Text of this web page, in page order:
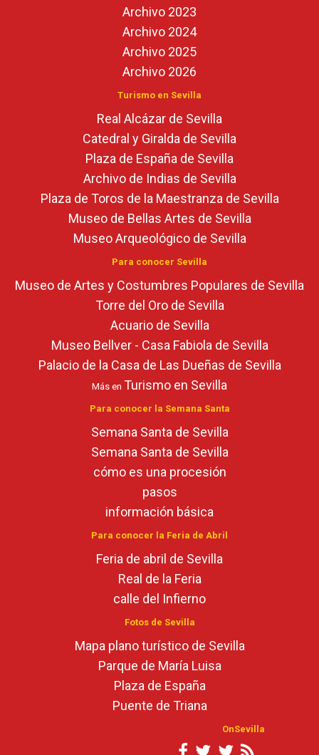
Archivo 2023
Archivo 2024
Archivo 2025
Archivo 2026
Turismo en Sevilla
Real Alcázar de Sevilla
Catedral y Giralda de Sevilla
Plaza de España de Sevilla
Archivo de Indias de Sevilla
Plaza de Toros de la Maestranza de Sevilla
Museo de Bellas Artes de Sevilla
Museo Arqueológico de Sevilla
Para conocer Sevilla
Museo de Artes y Costumbres Populares de Sevilla
Torre del Oro de Sevilla
Acuario de Sevilla
Museo Bellver - Casa Fabiola de Sevilla
Palacio de la Casa de Las Dueñas de Sevilla
Más en Turismo en Sevilla
Para conocer la Semana Santa
Semana Santa de Sevilla
Semana Santa de Sevilla
cómo es una procesión
pasos
información básica
Para conocer la Feria de Abril
Feria de abril de Sevilla
Real de la Feria
calle del Infierno
Fotos de Sevilla
Mapa plano turístico de Sevilla
Parque de María Luisa
Plaza de España
Puente de Triana
OnSevilla